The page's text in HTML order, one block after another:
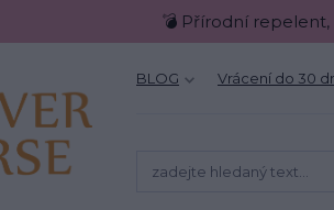
💣 Přírodní
BLOG Vrácení do 30